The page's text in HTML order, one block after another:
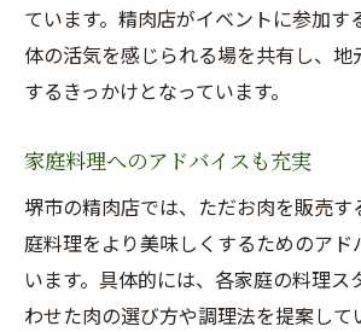
ています。精肉店がイベントに参加す
体の活気を感じられる場を共有し、地
するきっかけとなっています。
家庭料理へのアドバイスも充実
堺市の精肉店では、ただお肉を販売す
庭料理をより美味しくするためのアド
います。具体的には、各家庭の料理ス
わせた肉の選び方や調理法を提案して